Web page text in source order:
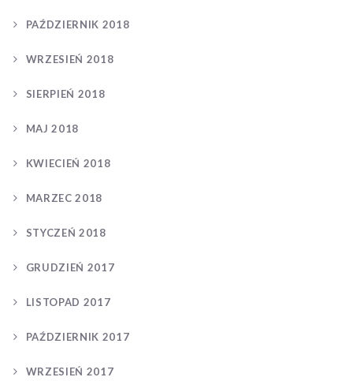
PAŹDZIERNIK 2018
WRZESIEŃ 2018
SIERPIEŃ 2018
MAJ 2018
KWIECIEŃ 2018
MARZEC 2018
STYCZEŃ 2018
GRUDZIEŃ 2017
LISTOPAD 2017
PAŹDZIERNIK 2017
WRZESIEŃ 2017